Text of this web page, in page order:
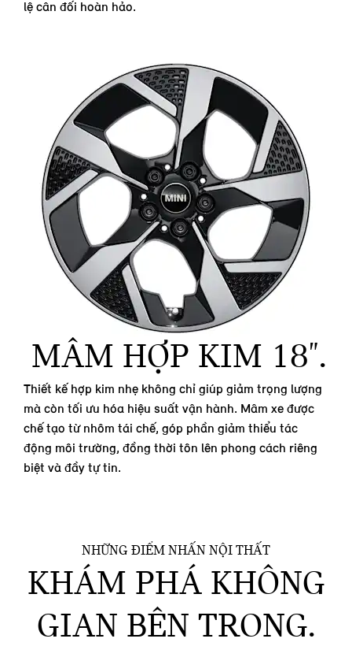
lệ cân đối hoàn hảo.
MÂM HỢP KIM 18".
Thiết kế hợp kim nhẹ không chỉ giúp giảm trọng lượng
mà còn tối ưu hóa hiệu suất vận hành. Mâm xe được
chế tạo từ nhôm tái chế, góp phần giảm thiểu tác
động môi trường, đồng thời tôn lên phong cách riêng
biệt và đầy tự tin.
NHỮNG ĐIỂM NHẤN NỘI THẤT
KHÁM PHÁ KHÔNG
GIAN BÊN TRONG.